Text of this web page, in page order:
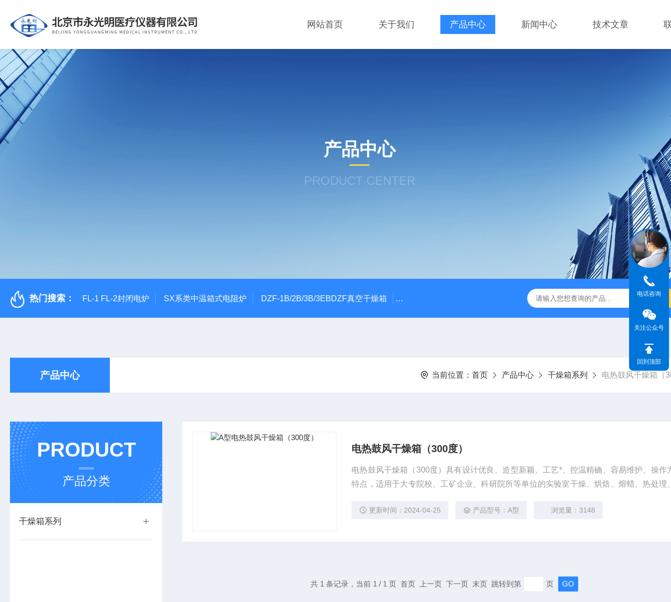
网站首页 关于我们 产品中心 新闻中心 技术文章
产品中心
PRODUCT CENTER
热门搜索： FL-1 FL-2封闭电炉 SX系类中温箱式电阻炉 DZF-1B/2B/3B/3EBDZF真空干燥箱 100*60颚式破碎机 JMB系列精密恒温电热板 恒温恒湿生化培养箱
产品中心 当前位置： 首页 产品中心 干燥箱系列 电热鼓风干燥箱（
PRODUCT
产品分类
干燥箱系列
电热鼓风干燥箱（300度）
电热鼓风干燥箱（300度）具有设计优良、造型新颖、工艺*、控温精确、容易维护、操作
特点，适用于大专院校、工矿企业、科研院所等单位的实验室干燥、烘焙、熔蜡、热处理
更新时间：2024-04-25 产品型号：A型 浏览量：3148
共 1 条记录，当前 1 / 1 页 首页 上一页 下一页 末页 跳转到第 页
电话咨询
关注公众号
回到顶部